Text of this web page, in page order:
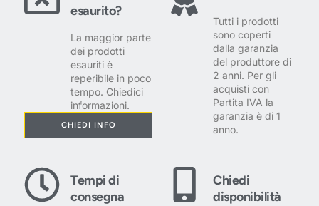
esaurito?
La maggior parte
dei prodotti
esauriti è
reperibile in poco
tempo. Chiedici
informazioni.
CHIEDI INFO
Tutti i prodotti
sono coperti
dalla garanzia
del produttore di
2 anni. Per gli
acquisti con
Partita IVA la
garanzia è di 1
anno.
Tempi di
consegna
Chiedi
disponibilità